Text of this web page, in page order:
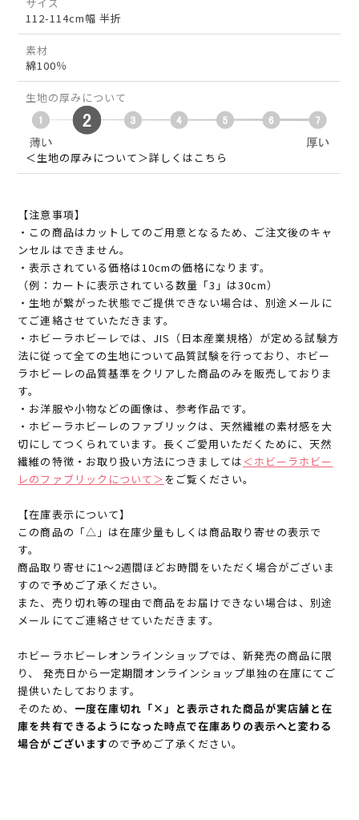
112-114cm幅 半折
素材
綿100％
生地の厚みについて
＜生地の厚みについて＞詳しくはこちら
【注意事項】
・この商品はカットしてのご用意となるため、ご注文後のキャ
ンセルはできません。
・表示されている価格は10cmの価格になります。
（例：カートに表示されている数量「3」は30cm）
・生地が繋がった状態でご提供できない場合は、別途メールに
てご連絡させていただきます。
・ホビーラホビーレでは、JIS（日本産業規格）が定める試験方
法に従って全ての生地について品質試験を行っており、ホビー
ラホビーレの品質基準をクリアした商品のみを販売しておりま
す。
・お洋服や小物などの画像は、参考作品です。
・ホビーラホビーレのファブリックは、天然繊維の素材感を大
切にしてつくられています。長くご愛用いただくために、天然
繊維の特徴・お取り扱い方法につきましては＜ホビーラホビー
レのファブリックについて＞ をご覧ください。
【在庫表示について】
この商品の「△」は在庫少量もしくは商品取り寄せの表示で
す。
商品取り寄せに1～2週間ほどお時間をいただく場合がございま
すので予めご了承ください。
また、売り切れ等の理由で商品をお届けできない場合は、別途
メールにてご連絡させていただきます。
ホビーラホビーレオンラインショップでは、新発売の商品に限
り、 発売日から一定期間オンラインショップ単独の在庫にてご
提供いたしております。
そのため、 一度在庫切れ「×」と表示された商品が実店舗と在
庫を共有できるようになった時点で在庫ありの表示へと変わる
場合がございますので予めご了承ください。